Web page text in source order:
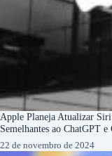
Apple Planeja Atualizar
Semelhantes ao ChatGPT
22 de novembro de 2024